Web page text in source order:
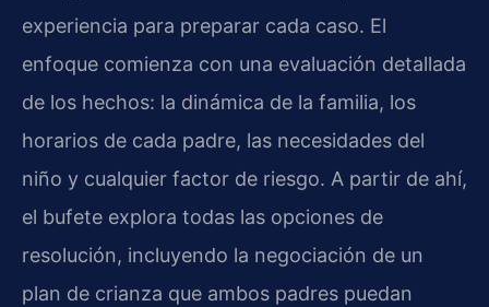
experiencia para preparar cada caso. El
enfoque comienza con una evaluación detallada
de los hechos: la dinámica de la familia, los
horarios de cada padre, las necesidades del
niño y cualquier factor de riesgo. A partir de ahí,
el bufete explora todas las opciones de
resolución, incluyendo la negociación de un
plan de crianza que ambos padres puedan